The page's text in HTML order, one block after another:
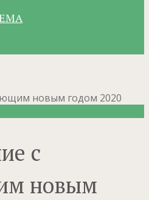
новым годом 2020
с
новым